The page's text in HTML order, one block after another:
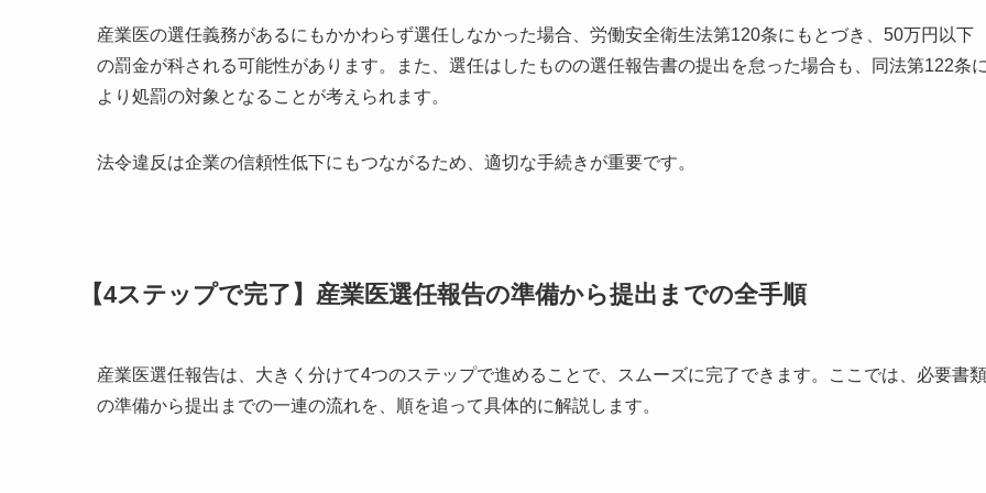
産業医の選任義務があるにもかかわらず選任しなかった場合、労働安全衛生法第120条にもとづき、50万円以下
の罰金が科される可能性があります。また、選任はしたものの選任報告書の提出を怠った場合も、同法第122条
より処罰の対象となることが考えられます。
法令違反は企業の信頼性低下にもつながるため、適切な手続きが重要です。
【4ステップで完了】産業医選任報告の準備から提出までの全手順
産業医選任報告は、大きく分けて4つのステップで進めることで、スムーズに完了できます。ここでは、必要書類
の準備から提出までの一連の流れを、順を追って具体的に解説します。